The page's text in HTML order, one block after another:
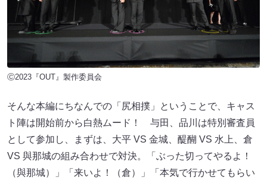
Ⓒ2023『OUT』製作委員会
そんな本編にちなんでの「尻相撲」ということで、キャス
ト陣は開始前から白熱ムード！ 与田、品川は特別審査員
として参加し、まずは、大平 VS 金城、醍醐 VS 水上、倉
VS 與那城の組み合わせで対決。「ぶった切ってやるよ！
（與那城）」「来いよ！（倉）」「本気で行かせてもらい